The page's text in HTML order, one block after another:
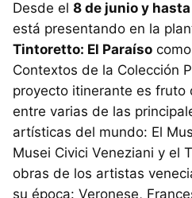
Desde el 8 de junio y
está presentando en la
Tintoretto: El Paraíso
Contextos de la Colección
proyecto itinerante es fruto
entre varias de las
artísticas del mundo: El
Musei Civici Veneziani y el
obras de los artistas
su época: Veronese,